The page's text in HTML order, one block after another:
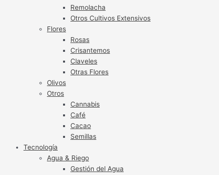
Remolacha
Otros Cultivos Extensivos
Flores
Rosas
Crisantemos
Claveles
Otras Flores
Olivos
Otros
Cannabis
Café
Cacao
Semillas
Tecnología
Agua & Riego
Gestión del Agua